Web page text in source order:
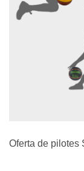
Oferta de pilotes